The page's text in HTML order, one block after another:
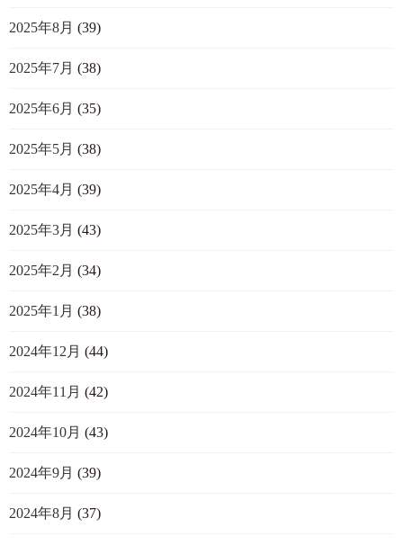
2025年8月 (39)
2025年7月 (38)
2025年6月 (35)
2025年5月 (38)
2025年4月 (39)
2025年3月 (43)
2025年2月 (34)
2025年1月 (38)
2024年12月 (44)
2024年11月 (42)
2024年10月 (43)
2024年9月 (39)
2024年8月 (37)